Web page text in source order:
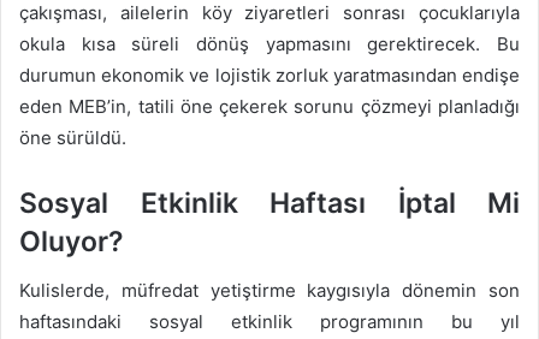
çakışması, ailelerin köy ziyaretleri sonrası çocuklarıyla
okula kısa süreli dönüş yapmasını gerektirecek. Bu
durumun ekonomik ve lojistik zorluk yaratmasından endişe
eden MEB’in, tatili öne çekerek sorunu çözmeyi planladığı
öne sürüldü.
Sosyal Etkinlik Haftası İptal Mi
Oluyor?
Kulislerde, müfredat yetiştirme kaygısıyla dönemin son
haftasındaki sosyal etkinlik programının bu yıl